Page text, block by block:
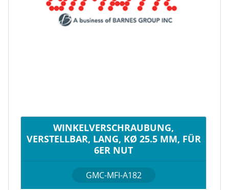
WINKELVERSCHRAUBUNG,
VERSTELLBAR, LANG, KØ 25.5 MM, FÜR
6ER NUT
GMC-MFI-A182